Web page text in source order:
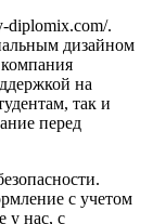
diplomix.com/.
дизайном
на
так и
перед
с учетом
у нас, с